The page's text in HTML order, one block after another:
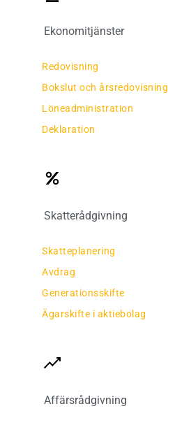
Ekonomitjänster
Redovisning
Bokslut och årsredovisning
Löneadministration
Deklaration
Skatterådgivning
Skatteplanering
Avdrag
Generationsskifte
Ägarskifte i aktiebolag
Affärsrådgivning